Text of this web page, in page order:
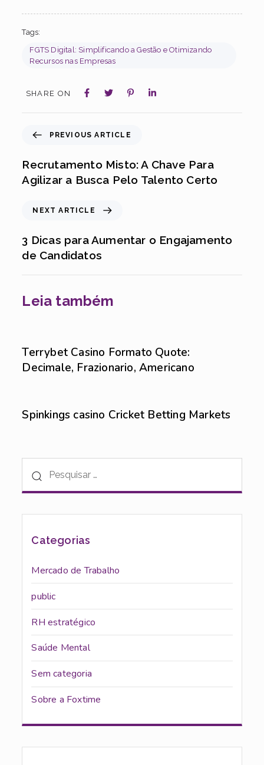
Tags:
FGTS Digital: Simplificando a Gestão e Otimizando
Recursos nas Empresas
SHARE ON
PREVIOUS ARTICLE
Recrutamento Misto: A Chave Para
Agilizar a Busca Pelo Talento Certo
NEXT ARTICLE
3 Dicas para Aumentar o Engajamento
de Candidatos
Leia também
Terrybet Casino Formato Quote:
Decimale, Frazionario, Americano
Spinkings casino Cricket Betting Markets
Categorias
Mercado de Trabalho
public
RH estratégico
Saúde Mental
Sem categoria
Sobre a Foxtime